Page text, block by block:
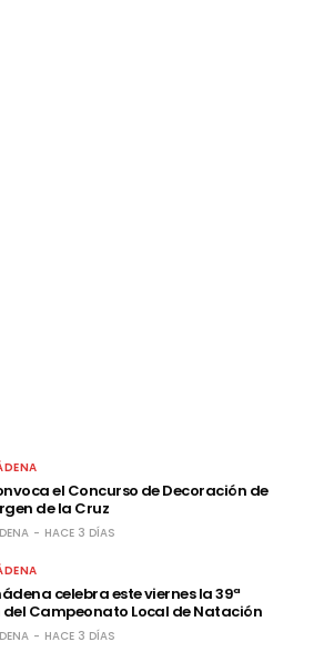
el Concurso de Decoración de
de la Cruz
HACE 3 DÍAS
celebra este viernes la 39ª
Campeonato Local de Natación
HACE 3 DÍAS